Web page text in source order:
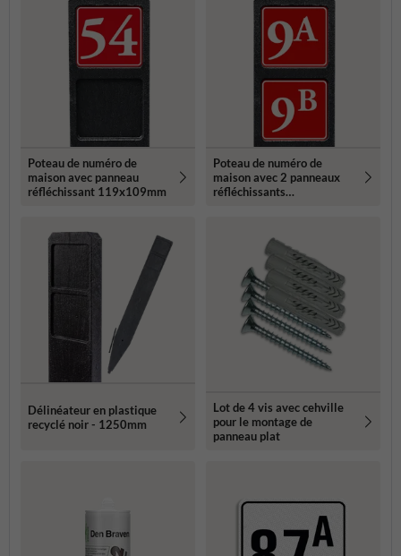
Poteau de numéro de
maison avec panneau
réfléchissant 119x109mm
Poteau de numéro de
maison avec 2 panneaux
réfléchissants
Délinéateur en plastique
recyclé noir - 1250mm
Lot de 4 vis avec cehville
pour le montage de
panneau plat